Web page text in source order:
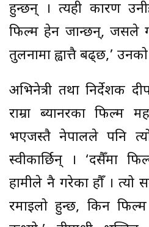
हुन्छन् । त्यही कारण
फिल्म हेर्न जान्छन्, जसले
तुलनामा ह्वात्तै बढ्छ,’
अभिनेत्री तथा निर्देशक
राम्रा ब्यानरका फिल्म
भएजस्तै नेपालले पनि
स्वीकार्छिन् । ‘दसैँमा
हामीले नै गरेका हौँ । त्यो
रमाइलो हुन्छ, किन